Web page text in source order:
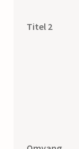
Titel 2